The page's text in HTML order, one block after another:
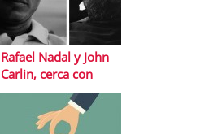
Rafael Nadal y John
Carlin, cerca con
Banco Sabadell